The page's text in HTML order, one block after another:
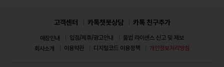
고객센터 카톡챗봇상담 카톡 친구추가
매장안내 입점/제휴/광고안내
불법 라이센스 신고 및 제보
회사소개
이용약관 디지털코드 이용정책 개인정보처리방침